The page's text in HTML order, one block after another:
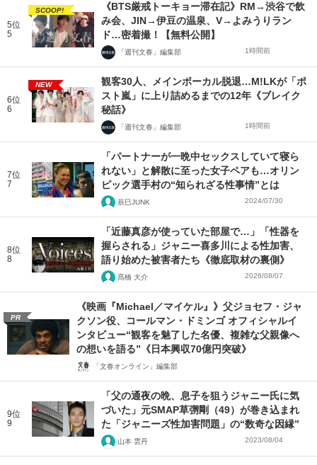
5位
5
SCOOP!
《BTS厳戒トーキョー滞在記》RM→渋谷で飲
み会、JIN→伊豆の温泉、V→よみうりラン
ド…密着撮！【無料公開】
「週刊文春」編集部 1時間前
6位
6
NEW
観客30人、メインボーカル脱退…M!LKが「ポ
スト嵐」に上り詰めるまでの12年《ブレイク
秘話》
「週刊文春」編集部 1時間前
7位
7
「パートナーが一晩中セックスしていて寝ら
れない」と解散に至った女子ペアも…オリン
ピック選手村の“知られざる性事情”とは
辰巳JUNK 2024/07/30
8位
8
「近藤真彦が使っていた部屋で…」「性器を
握らされる」ジャニー喜多川による性加害、
語り始めた被害者たち《徹底取材の裏側》
髙橋 大介 2026/08/07
PR
《映画『Michael／マイケル』》父ジョセフ・ジャ
クソン役、コールマン・ドミンゴ オフィシャルイ
ンタビュー“観客を魅了した名優、複雑な父親像へ
の想いを語る”《日本興収70億円突破》
「文春オンライン」編集部
9位
9
「父の通夜の晩、息子を狙うジャニー氏に気
づいた」元SMAP草彅剛（49）が巻き込まれ
た「ジャニーズ性加害問題」の“数奇な因縁”
山本 雲丹 2023/08/04